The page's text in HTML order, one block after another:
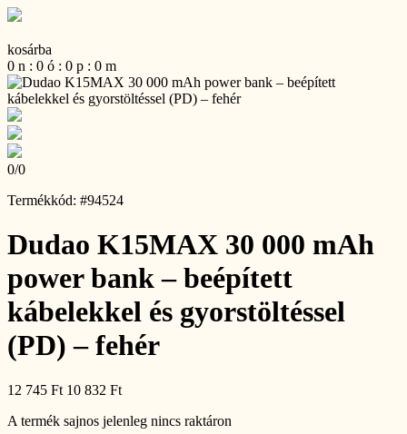
kosárba
0 n : 0 ó : 0 p : 0 m
0/0
Termékkód: #94524
Dudao K15MAX 30 000 mAh
power bank – beépített
kábelekkel és gyorstöltéssel
(PD) – fehér
12 745 Ft 10 832 Ft
A termék sajnos jelenleg nincs raktáron